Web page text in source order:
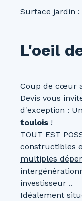
Surface jardin :
L'oeil
Coup de cœur
Devis vous
d'exception :
toulois !
TOUT EST
constructibles
multiples
investisseur ..
Idéalement